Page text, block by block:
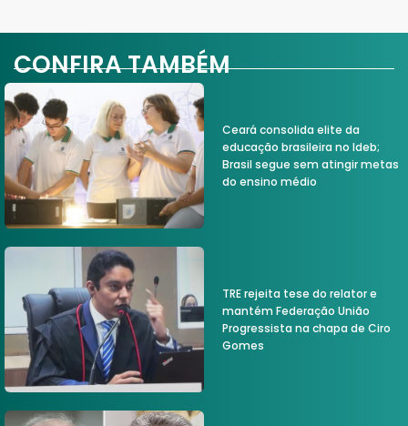
CONFIRA TAMBÉM
Ceará consolida elite da
educação brasileira no Ideb;
Brasil segue sem atingir metas
do ensino médio
TRE rejeita tese do relator e
mantém Federação União
Progressista na chapa de Ciro
Gomes